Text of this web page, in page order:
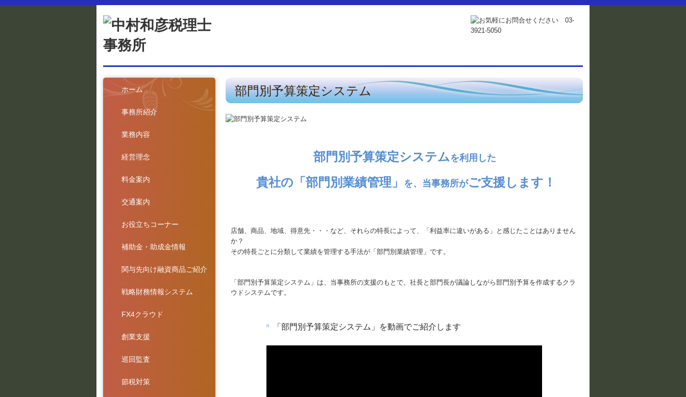
ホーム
事務所紹介
業務内容
経営理念
料金案内
交通案内
お役立ちコーナー
補助金・助成金情報
関与先向け融資商品ご紹介
戦略財務情報システム
FX4クラウド
創業支援
巡回監査
節税対策
部門別予算策定システム
部門別予算策定システム を利用した
貴社の 「部門別業績管理」 を、 当事務所がご支援します！
店舗、商品、地域、得意先・・・など、それらの特長によって、「利益率に違いがある」と感じたことはありません
か？
その特長ごとに分類して業績を管理する手法が「部門別業績管理」です。
「部門別予算策定システム」は、当事務所の支援のもとで、社長と部門長が議論しながら部門別予算を作成するクラ
ウドシステムです。
「部門別予算策定システム」を動画でご紹介します